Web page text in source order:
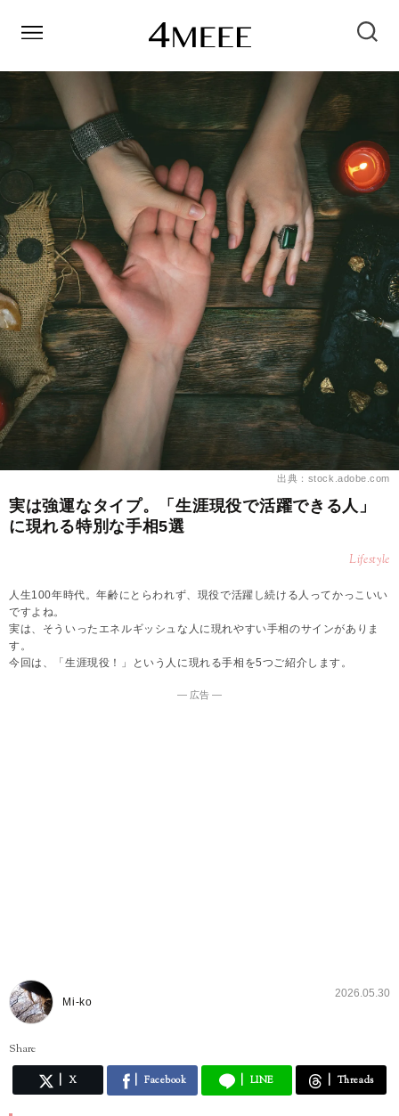
出典：stock.adobe.com
実は強運なタイプ。「生涯現役で活躍できる人」
に現れる特別な手相5選
Lifestyle
人生100年時代。年齢にとらわれず、現役で活躍し続ける人ってかっこいい
ですよね。
実は、そういったエネルギッシュな人に現れやすい手相のサインがありま
す。
今回は、「生涯現役！」という人に現れる手相を5つご紹介します。
― 広告 ―
Mi-ko
2026.05.30
Share
X Facebook LINE Threads